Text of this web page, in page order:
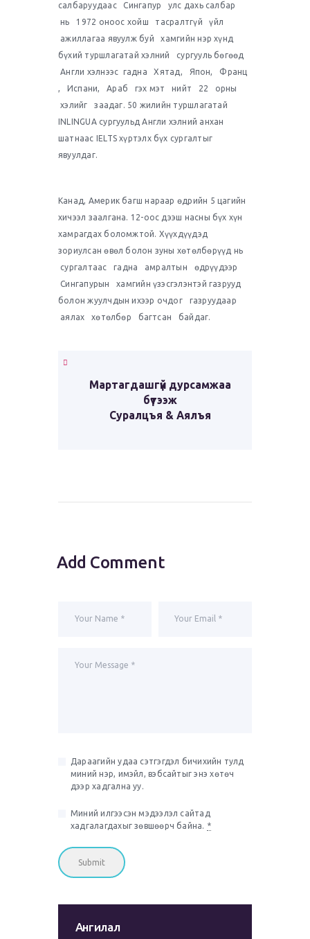
салбаруудаас Сингапур улс дахь салбар
нь 1972 оноос хойш тасралтгүй үйл
ажиллагаа явуулж буй хамгийн нэр хүнд
бүхий туршлагатай хэлний сургууль бөгөөд
Англи хэлнээс гадна Хятад, Япон, Франц
, Испани, Араб гэх мэт нийт 22 орны
хэлийг заадаг. 50 жилийн туршлагатай
INLINGUA сургуульд Англи хэлний анхан
шатнаас IELTS хүртэлх бүх сургалтыг
явуулдаг.
Канад, Америк багш нараар өдрийн 5 цагийн
хичээл заалгана. 12-оос дээш насны бүх хүн
хамрагдах боломжтой. Хүүхдүүдэд
зориулсан өвөл болон зуны хөтөлбөрүүд нь
сургалтаас гадна амралтын өдрүүдээр
Сингапурын хамгийн үзэсгэлэнтэй газрууд
болон жуулчдын ихээр очдог газруудаар
аялах хөтөлбөр багтсан байдаг.
Мартагдашгүй дурсамжаа
бүтээж
Суралцъя & Аялъя
Add Comment
Дараагийн удаа сэтгэгдэл бичихийн тулд
миний нэр, имэйл, вэбсайтыг энэ хөтөч
дээр хадгална уу.
Миний илгээсэн мэдээлэл сайтад
хадгалагдахыг зөвшөөрч байна. *
Ангилал